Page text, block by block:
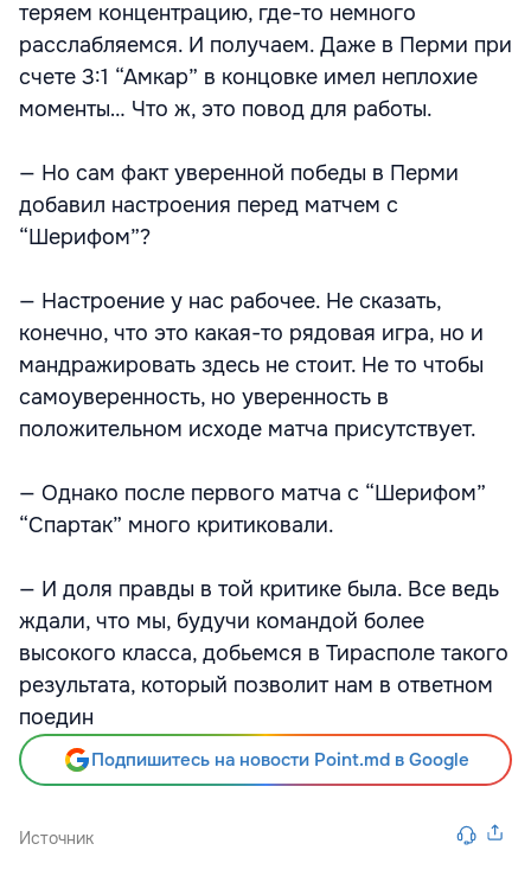
теряем концентрацию, где-то немного
расслабляемся. И получаем. Даже в Перми при
счете 3:1 “Амкар” в концовке имел неплохие
моменты… Что ж, это повод для работы.
— Но сам факт уверенной победы в Перми
добавил настроения перед матчем с
“Шерифом”?
— Настроение у нас рабочее. Не сказать,
конечно, что это какая-то рядовая игра, но и
мандражировать здесь не стоит. Не то чтобы
самоуверенность, но уверенность в
положительном исходе матча присутствует.
— Однако после первого матча с “Шерифом”
“Спартак” много критиковали.
— И доля правды в той критике была. Все ведь
ждали, что мы, будучи командой более
высокого класса, добьемся в Тирасполе такого
результата, который позволит нам в ответном
поедин
Подпишитесь на новости Point.md в Google
Источник